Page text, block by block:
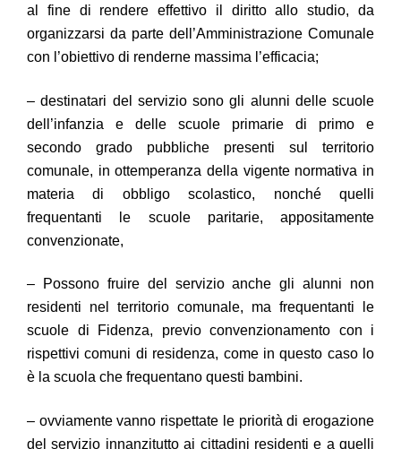
al fine di rendere effettivo il diritto allo studio, da
organizzarsi da parte dell’Amministrazione Comunale
con l’obiettivo di renderne massima l’efficacia;
– destinatari del servizio sono gli alunni delle scuole
dell’infanzia e delle scuole primarie di primo e
secondo grado pubbliche presenti sul territorio
comunale, in ottemperanza della vigente normativa in
materia di obbligo scolastico, nonché quelli
frequentanti le scuole paritarie, appositamente
convenzionate,
– Possono fruire del servizio anche gli alunni non
residenti nel territorio comunale, ma frequentanti le
scuole di Fidenza, previo convenzionamento con i
rispettivi comuni di residenza, come in questo caso lo
è la scuola che frequentano questi bambini.
– ovviamente vanno rispettate le priorità di erogazione
del servizio innanzitutto ai cittadini residenti e a quelli